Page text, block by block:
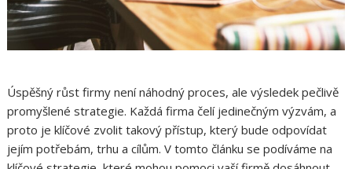
Úspěšný růst firmy není náhodný proces, ale výsledek pečlivě
promyšlené strategie. Každá firma čelí jedinečným výzvám, a
proto je klíčové zvolit takový přístup, který bude odpovídat
jejím potřebám, trhu a cílům. V tomto článku se podíváme na